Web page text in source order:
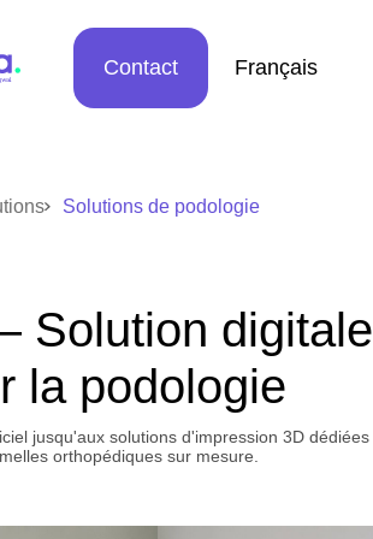
Contact Français
Solutions de podologie
Solution digitale
la podologie
jusqu'aux solutions d'impression 3D dédiées
orthopédiques sur mesure.